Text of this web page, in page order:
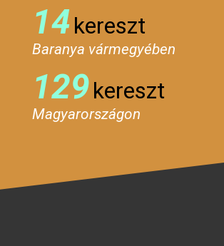
14kereszt
Baranya vármegyében
129kereszt
Magyarországon